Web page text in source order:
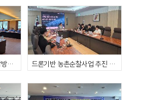
칠곡경찰서 교통안전 현장방문 간담회 개최 드론기반 농촌순찰사업 추진 관계기관 실무협의회